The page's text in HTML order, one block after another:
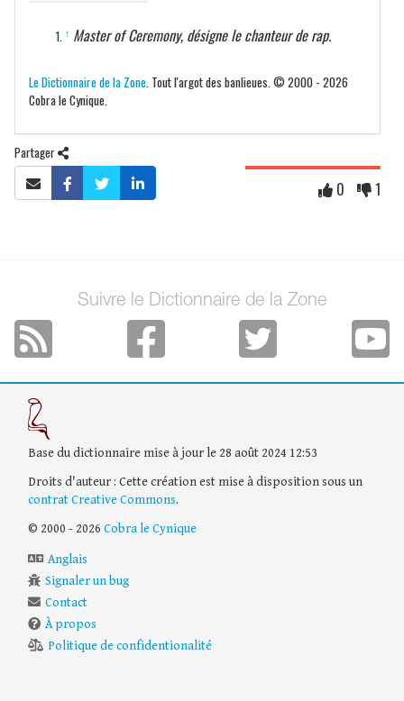
↑ Master of Ceremony, désigne le chanteur de rap.
Le Dictionnaire de la Zone . Tout l'argot des banlieues. © 2000 - 2026
Cobra le Cynique.
Partager
0 1
Suivre le Dictionnaire de la Zone
Base du dictionnaire mise à jour le 28 août 2024 12:53
Droits d'auteur : Cette création est mise à disposition sous un
contrat Creative Commons.
© 2000 - 2026 Cobra le Cynique
Anglais
Signaler un bug
Contact
À propos
Politique de confidentionalité